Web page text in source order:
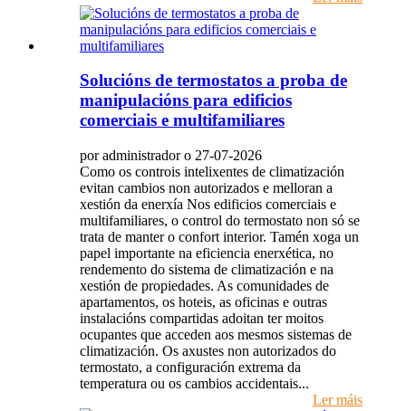
Solucións de termostatos a proba de
manipulacións para edificios
comerciais e multifamiliares
por administrador o 27-07-2026
Como os controis intelixentes de climatización
evitan cambios non autorizados e melloran a
xestión da enerxía Nos edificios comerciais e
multifamiliares, o control do termostato non só se
trata de manter o confort interior. Tamén xoga un
papel importante na eficiencia enerxética, no
rendemento do sistema de climatización e na
xestión de propiedades. As comunidades de
apartamentos, os hoteis, as oficinas e outras
instalacións compartidas adoitan ter moitos
ocupantes que acceden aos mesmos sistemas de
climatización. Os axustes non autorizados do
termostato, a configuración extrema da
temperatura ou os cambios accidentais...
Ler máis